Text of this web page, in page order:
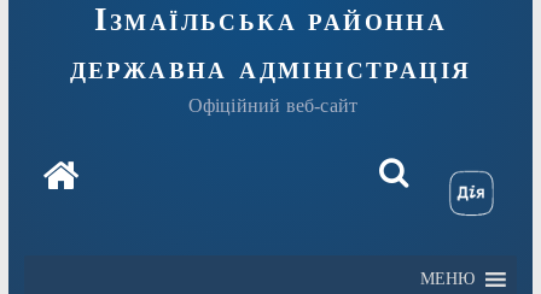
Ізмаїльська районна
державна адміністрація
Офіційний веб-сайт
МЕНЮ